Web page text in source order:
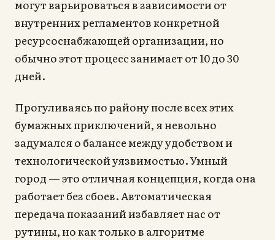
могут варьироваться в зависимости от
внутренних регламентов конкретной
ресурсоснабжающей организации, но
обычно этот процесс занимает от 10 до 30
дней.
Прогуливаясь по району после всех этих
бумажных приключений, я невольно
задумался о балансе между удобством и
технологической уязвимостью. Умный
город — это отличная концепция, когда она
работает без сбоев. Автоматическая
передача показаний избавляет нас от
рутины, но как только в алгоритме